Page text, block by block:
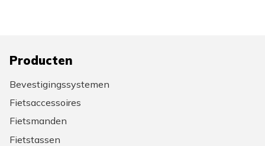
Producten
Bevestigingssystemen
Fietsaccessoires
Fietsmanden
Fietstassen